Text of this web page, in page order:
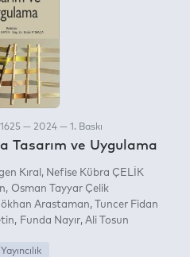
— 2024 — 1. Baskı
Tasarım ve Uygulama
Kıral
Nefise Kübra ÇELİK
Osman Tayyar Çelik
Arastaman
Tuncer Fidan
Funda Nayır Ali Tosun